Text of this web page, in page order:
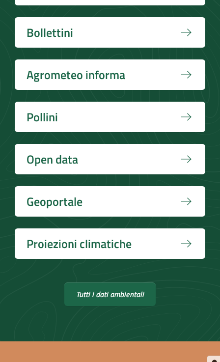
Bollettini
Agrometeo informa
Pollini
Open data
Geoportale
Proiezioni climatiche
Tutti i dati ambientali